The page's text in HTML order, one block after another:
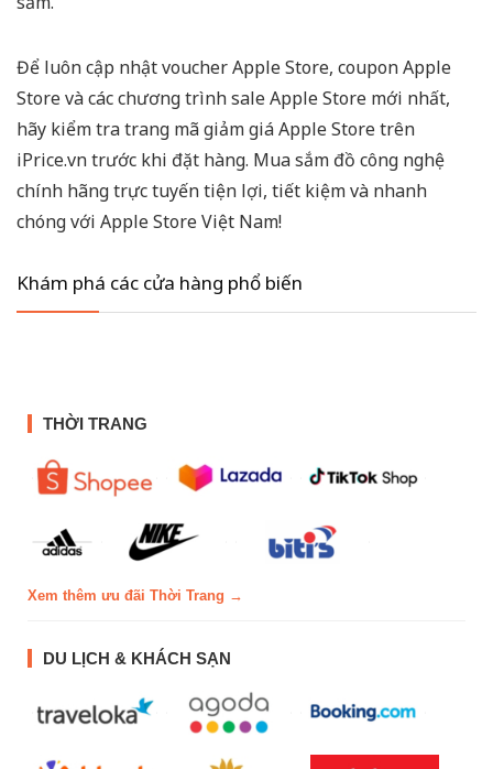
Để luôn cập nhật voucher Apple Store, coupon Apple
Store và các chương trình sale Apple Store mới nhất,
hãy kiểm tra trang mã giảm giá Apple Store trên
iPrice.vn trước khi đặt hàng. Mua sắm đồ công nghệ
chính hãng trực tuyến tiện lợi, tiết kiệm và nhanh
chóng với Apple Store Việt Nam!
Khám phá các cửa hàng phổ biến
THỜI TRANG
Xem thêm ưu đãi Thời Trang →
DU LỊCH & KHÁCH SẠN